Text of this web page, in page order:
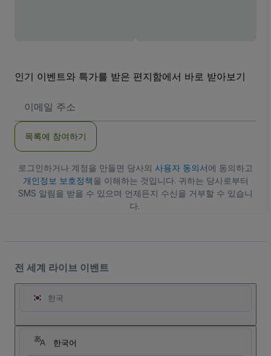
인기 이벤트와 특가를 받은 편지함에서 바로 받아보기
메
소
목록에 참여하기
로그인하거나 계정을 만들면 당사의 사용자 동의서에 동의하고
개인정보 보호정책을 이해하는 것입니다. 귀하는 당사로부터
SMS 알림을 받을 수 있으며 언제든지 수신을 거부할 수 있습니
다.
전 세계 라이브 이벤트
한국
한국어